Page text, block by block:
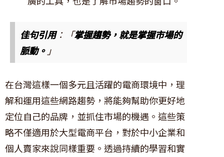
佳句引用：「掌握趨勢，就是掌握市場的
脈動。 」
在台灣這樣一個多元且活躍的電商環境中，理
解和運用這些網路趨勢，將能夠幫助你更好地
定位自己的品牌，並抓住市場的機遇。這些策
略不僅適用於大型電商平台，對於中小企業和
個人賣家來說同樣重要。透過持續的學習和實